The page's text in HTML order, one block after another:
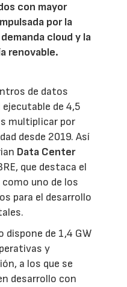
con mayor
por la
cloud y la
renovable.
de datos
de 4,5
multiplicar por
desde 2019. Así
Data Center
que destaca el
uno de los
para el desarrollo
dispone de 1,4 GW
y
a los que se
desarrollo con